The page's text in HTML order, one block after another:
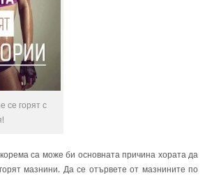
се горят с
са може би основната причина хората да
мазнини. Да се отървете от мазнините по